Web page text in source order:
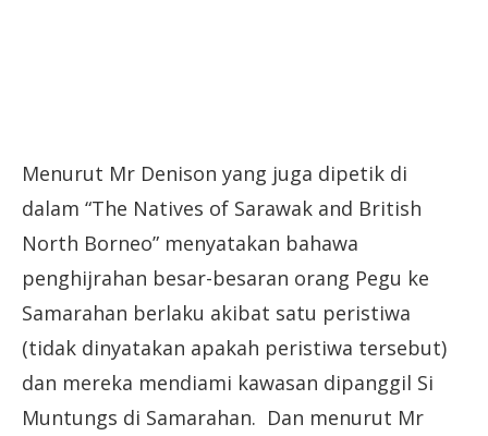
Menurut Mr Denison yang juga dipetik di
dalam “The Natives of Sarawak and British
North Borneo” menyatakan bahawa
penghijrahan besar-besaran orang Pegu ke
Samarahan berlaku akibat satu peristiwa
(tidak dinyatakan apakah peristiwa tersebut)
dan mereka mendiami kawasan dipanggil Si
Muntungs di Samarahan. Dan menurut Mr